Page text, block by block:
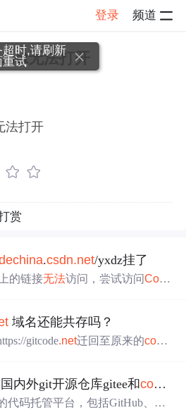
登录 频道
帖子详情
无法打开
法打开
赏
.csdn.net/yxdz挂了
上的链接无法访问，尝试访问Code
域名还能共存吗？
gitcode.net迁回至原来的code
内外git开源仓库gitee和codechina
代码托管平台，包括GitHub、Git
超时,请刷新
重试